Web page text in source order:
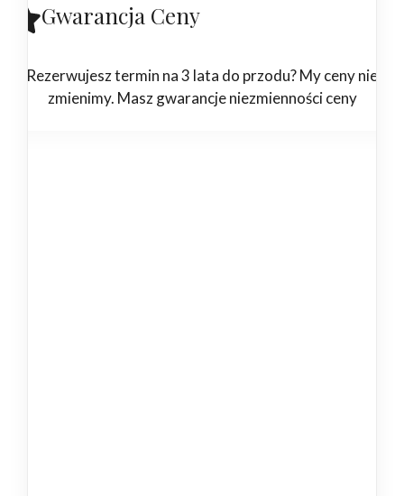
Gwarancja Ceny
Rezerwujesz termin na 3 lata do przodu? My ceny nie
zmienimy. Masz gwarancje niezmienności ceny